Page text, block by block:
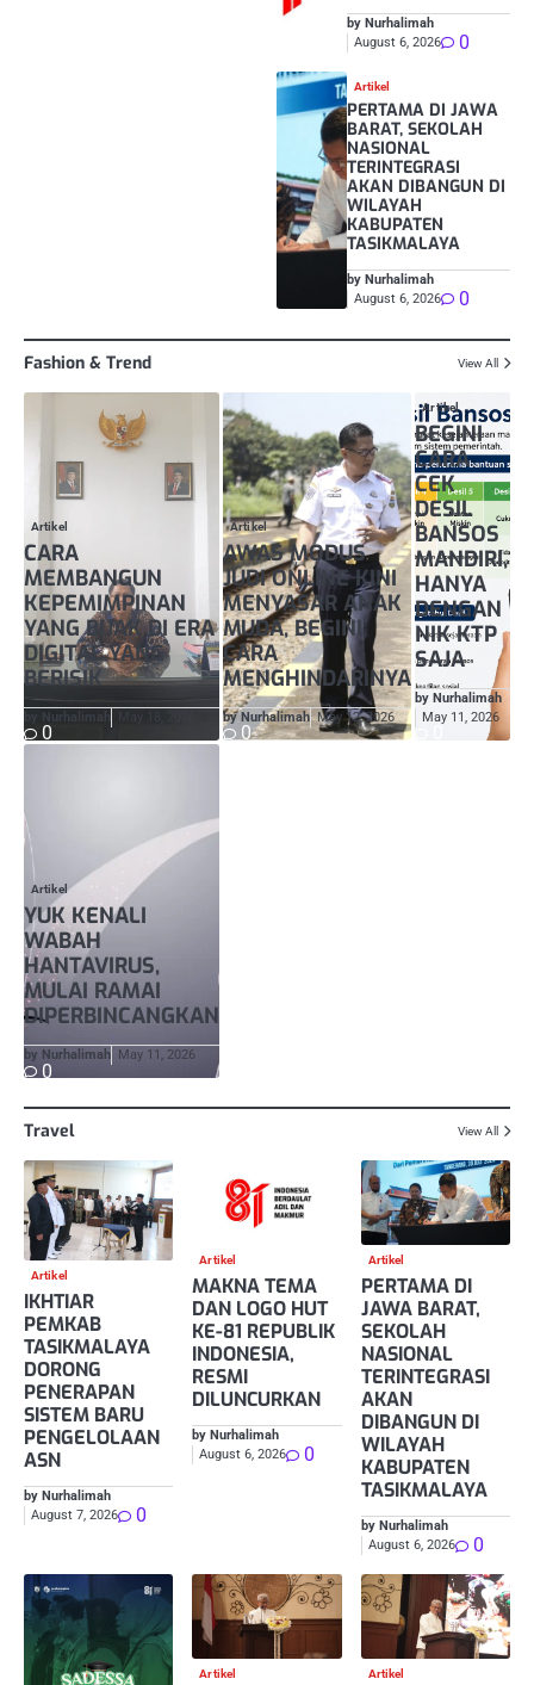
by Nurhalimah
August 6, 2026
0
Artikel
PERTAMA DI JAWA
BARAT, SEKOLAH
NASIONAL
TERINTEGRASI
AKAN DIBANGUN DI
WILAYAH
KABUPATEN
TASIKMALAYA
by Nurhalimah
August 6, 2026
0
Fashion & Trend View All
Artikel
CARA
MEMBANGUN
KEPEMIMPINAN
YANG BIJAK DI ERA
DIGITAL YANG
BERISIK
by Nurhalimah
0
Artikel
AWAS MODUS
JUDI ONLINE KINI
MENYASAR ANAK
MUDA, BEGINI
CARA
MENGHINDARINYA
by Nurhalimah May 12, 2026
0
Artikel
BEGINI
CARA
CEK
DESIL
BANSOS
MANDIRI,
HANYA
DENGAN
NIK KTP
SAJA
by Nurhalimah
May 11, 2026
Artikel
YUK KENALI
WABAH
HANTAVIRUS,
MULAI RAMAI
DIPERBINCANGKAN
by Nurhalimah May 11, 2026
0
Travel View All
Artikel
IKHTIAR
PEMKAB
TASIKMALAYA
DORONG
PENERAPAN
SISTEM BARU
PENGELOLAAN
ASN
by Nurhalimah
August 7, 2026
0
Artikel
MAKNA TEMA
DAN LOGO HUT
KE-81 REPUBLIK
INDONESIA,
RESMI
DILUNCURKAN
by Nurhalimah
August 6, 2026
0
Artikel
PERTAMA DI
JAWA BARAT,
SEKOLAH
NASIONAL
TERINTEGRASI
AKAN
DIBANGUN DI
WILAYAH
KABUPATEN
TASIKMALAYA
by Nurhalimah
August 6, 2026
0
Artikel
Artikel